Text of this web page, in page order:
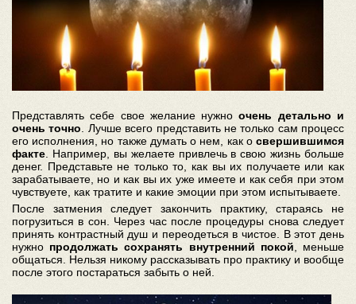
Представлять себе свое желание нужноочень детально и
очень точно. Лучше всего представить не только сам процесс
его исполнения, но также думать о нем, как о свершившимся
факте. Например, вы желаете привлечь в свою жизнь больше
денег. Представьте не только то, как вы их получаете или как
зарабатываете, но и как вы их уже имеете и как себя при этом
чувствуете, как тратите и какие эмоции при этом испытываете.
После затмения следует закончить практику, стараясь не
погрузиться в сон. Через час после процедуры снова следует
принять контрастный душ и переодеться в чистое. В этот день
нужно продолжать сохранять внутренний покой, меньше
общаться. Нельзя никому рассказывать про практику и вообще
после этого постараться забыть о ней.